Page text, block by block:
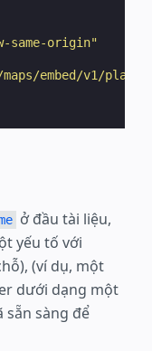
same-origin"
embed/v1/
ở đầu tài liệu,
yếu tố với
(ví dụ, một
dưới dạng một
sẵn sàng để